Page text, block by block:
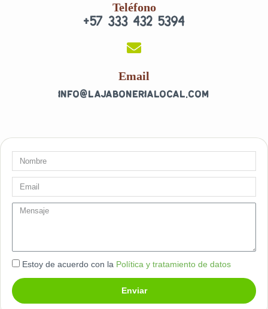
b
o
f
a
g
Teléfono
+57 333 432 5394
Email
info@lajabonerialocal.com
Nombre
Email
message
Estoy de acuerdo con la Política y tratamiento de datos
Enviar